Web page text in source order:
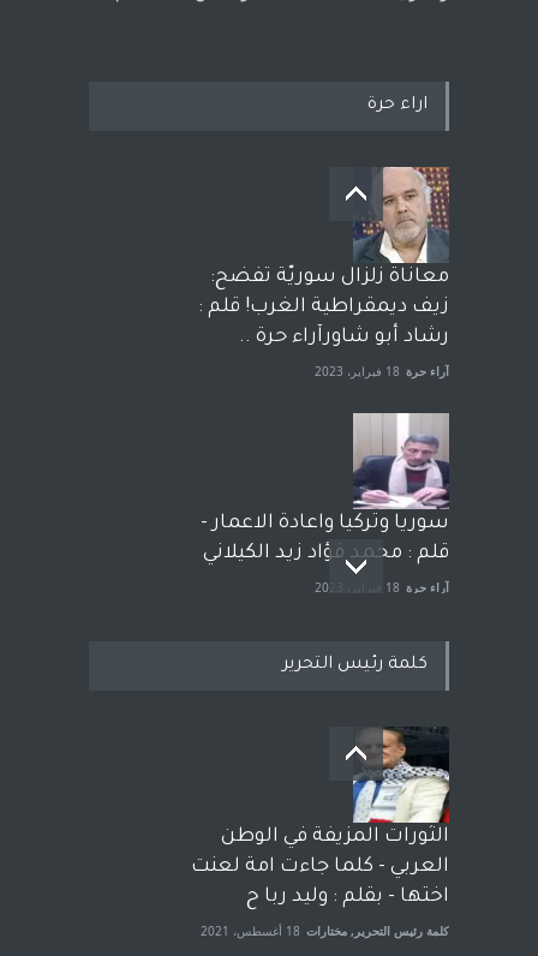
اراء حرة
معاناة زلزال سوريّة تفضح:
زيف ديمقراطية الغرب! قلم :
رشاد أبو شاورآراء حرة ..
آراء حرة 18 فبراير، 2023
سوريا وتركيا واعادة الاعمار -
قلم : محمد فؤاد زيد الكيلاني
آراء حرة 18 فبراير، 2023
بعد معارك قضائية طاحنة كتب
وترافع فيها بنفسه مرة اخرى..
الشيخ طارق يوسف يقهر
الحكومة الأمريكية ، فأعطوه
الجنسية عن يد وهم صاغرون،
آراء حرة مختارات 7 أبريل، 2023
كلمة رئيس التحرير
الثورات المزيفة في الوطن
العربي - كلما جاءت امة لعنت
اختها - بقلم : وليد ربا ح
كلمة رئيس التحرير , مختارات 18 أغسطس، 2021